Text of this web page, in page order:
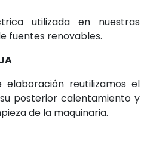
utilizada en nuestras
fuentes renovables.
reutilizamos el
posterior calentamiento y
de la maquinaria.